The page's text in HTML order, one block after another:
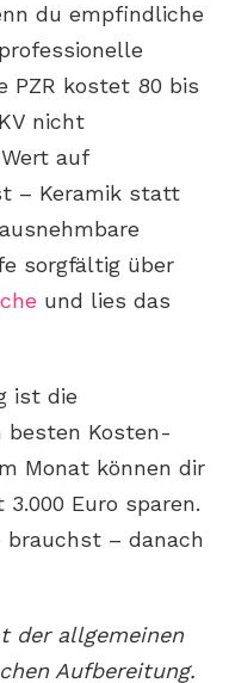
du empfindliche
PZR kostet 80 bis
nicht
auf
– Keramik statt
sorgfältig über
und lies das
ist die
besten Kosten-
Monat können dir
Euro sparen.
brauchst – danach
der allgemeinen
Aufbereitung.